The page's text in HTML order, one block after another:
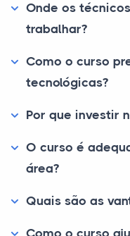
Onde os
trabalhar?
Como o curso
tecnológicas?
Por que investir
O curso é
área?
Quais são as
Como o curso